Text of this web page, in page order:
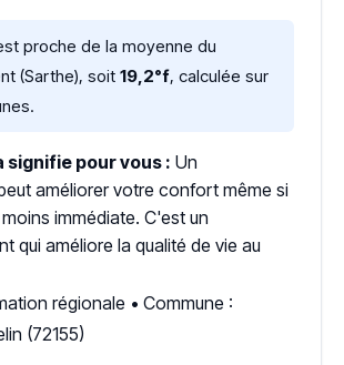
proche de la moyenne du
(Sarthe), soit 19,2°f, calculée sur
signifie pour vous : Un
améliorer votre confort même si
immédiate. C'est un
qui améliore la qualité de vie au
régionale • Commune :
(72155)